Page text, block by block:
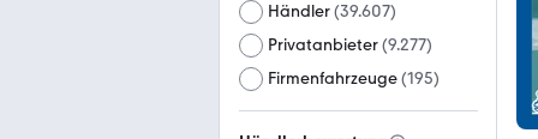
Händler(39.607)
Privatanbieter(9.277)
Firmenfahrzeuge(195)